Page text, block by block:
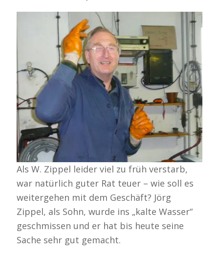
Als W. Zippel leider viel zu früh verstarb,
war natürlich guter Rat teuer – wie soll es
weitergehen mit dem Geschäft? Jörg
Zippel, als Sohn, wurde ins „kalte Wasser“
geschmissen und er hat bis heute seine
Sache sehr gut gemacht.